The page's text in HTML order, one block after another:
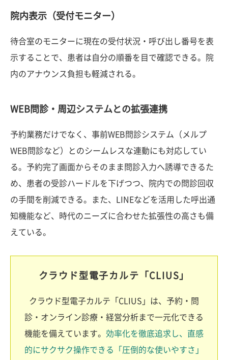
院内表示（受付モニター）
待合室のモニターに現在の受付状況・呼び出し番号を表
示することで、患者は自分の順番を目で確認できる。院
内のアナウンス負担も軽減される。
WEB問診・周辺システムとの拡張連携
予約業務だけでなく、事前WEB問診システム（メルプ
WEB問診など）とのシームレスな連動にも対応してい
る。予約完了画面からそのまま問診入力へ誘導できるた
め、患者の受診ハードルを下げつつ、院内での問診回収
の手間を削減できる。また、LINEなどを活用した呼出通
知機能など、時代のニーズに合わせた拡張性の高さも備
えている。
クラウド型電子カルテ「CLIUS」
クラウド型電子カルテ「CLIUS」は、予約・問
診・オンライン診療・経営分析まで一元化できる
機能を備えています。 効率化を徹底追求し、直感
的にサクサク操作できる「圧倒的な使いやすさ」